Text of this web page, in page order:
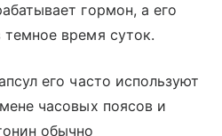
гормон, а его
время суток.
его часто используют
часовых поясов и
обычно